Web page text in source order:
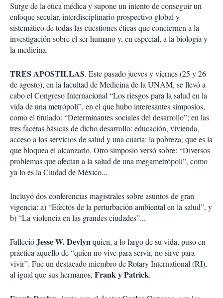
Surge de la ética médica y supone un intento de conseguir un
enfoque secular, interdisciplinario prospectivo global y
sistemático de todas las cuestiones éticas que conciernen a la
investigación sobre el ser humano y, en especial, a la biología y
la medicina.
TRES APOSTILLAS. Este pasado jueves y viernes (25 y 26
de agosto), en la facultad de Medicina de la UNAM, se llevó a
cabo el Congreso Internacional “Los riesgos para la salud en la
vida de una metrópoli”, en el que hubo interesantes simposios,
como el titulado: “Determinantes sociales del desarrollo”; en las
tres facetas básicas de dicho desarrollo: educación, vivienda,
acceso a los servicios de salud y una cuarta: la pobreza, que es la
que bloquea el alcanzarlo. Otro simposio versó sobre: “Diversos
problemas que afectan a la salud de una megametrópoli”, como
ya lo es la Ciudad de México...
Incluyó dos conferencias magistrales sobre asuntos de gran
vigencia: a) “Efectos de la perturbación ambiental en la salud”, y
b) “La violencia en las grandes ciudades”...
FallecióJesse W. Devlynquien, a lo largo de su vida, puso en
práctica aquello de “quien no vive para servir, no sirve para
vivir”. Fue un destacado miembro de Rotary International (RI),
al igual que sus hermanos, Frank y Patrick.